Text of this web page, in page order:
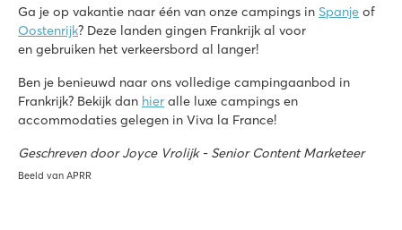
Ga je op vakantie naar één van onze campings in Spanje of
Oostenrijk? Deze landen gingen Frankrijk al voor
en gebruiken het verkeersbord al langer!
Ben je benieuwd naar ons volledige campingaanbod in
Frankrijk? Bekijk dan hier alle luxe campings en
accommodaties gelegen in Viva la France!
Geschreven door Joyce Vrolijk - Senior Content Marketeer
Beeld van APRR